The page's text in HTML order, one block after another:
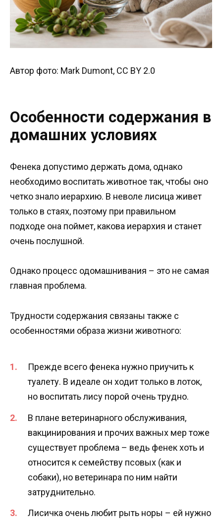
Автор фото: Mark Dumont, CC BY 2.0
Особенности содержания в
домашних условиях
Фенека допустимо держать дома, однако
необходимо воспитать животное так, чтобы оно
четко знало иерархию. В неволе лисица живет
только в стаях, поэтому при правильном
подходе она поймет, какова иерархия и станет
очень послушной.
Однако процесс одомашнивания – это не самая
главная проблема.
Трудности содержания связаны также с
особенностями образа жизни животного:
Прежде всего фенека нужно приучить к
туалету. В идеале он ходит только в лоток,
но воспитать лису порой очень трудно.
В плане ветеринарного обслуживания,
вакцинирования и прочих важных мер тоже
существует проблема – ведь фенек хоть и
относится к семейству псовых (как и
собаки), но ветеринара по ним найти
затруднительно.
Лисичка очень любит рыть норы – ей нужно